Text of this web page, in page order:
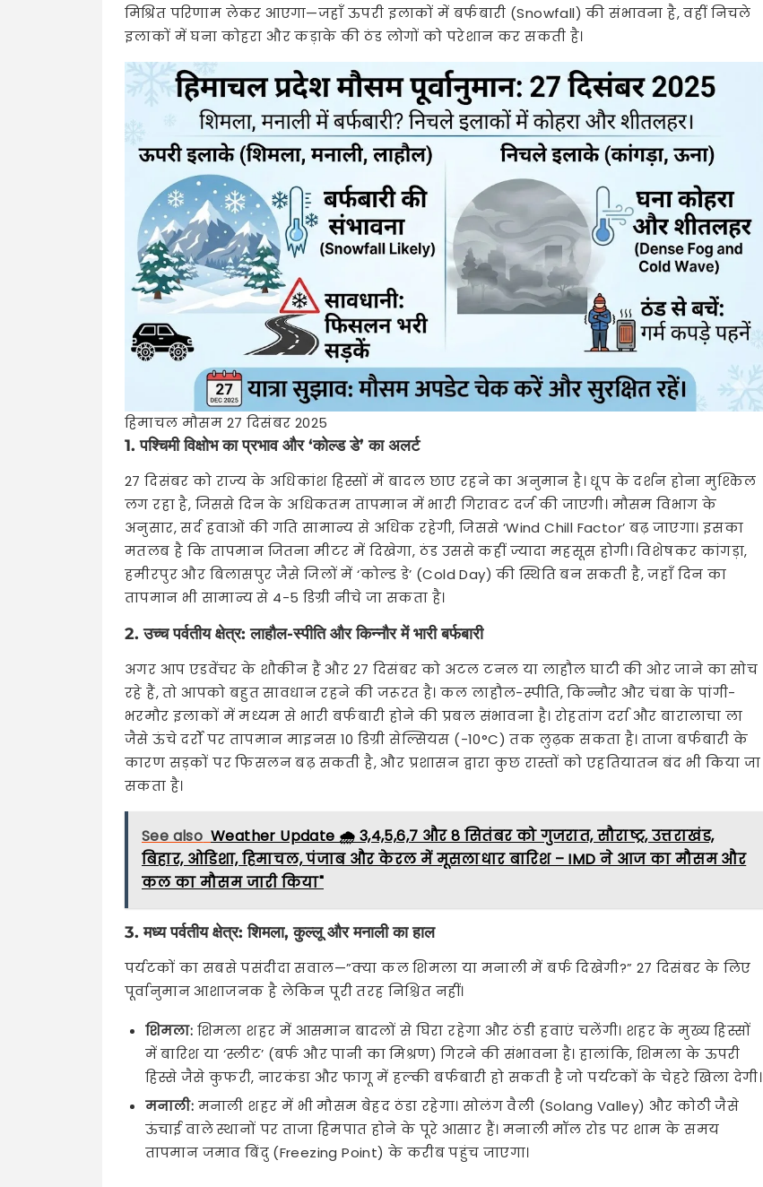
मिश्रित परिणाम लेकर आएगा—जहाँ ऊपरी इलाकों में बर्फबारी (Snowfall) की संभावना है, वहीं निचले
इलाकों में घना कोहरा और कड़ाके की ठंड लोगों को परेशान कर सकती है।
हिमाचल मौसम 27 दिसंबर 2025
1. पश्चिमी विक्षोभ का प्रभाव और ‘कोल्ड डे’ का अलर्ट
27 दिसंबर को राज्य के अधिकांश हिस्सों में बादल छाए रहने का अनुमान है। धूप के दर्शन होना मुश्किल
लग रहा है, जिससे दिन के अधिकतम तापमान में भारी गिरावट दर्ज की जाएगी। मौसम विभाग के
अनुसार, सर्द हवाओं की गति सामान्य से अधिक रहेगी, जिससे ‘Wind Chill Factor’ बढ़ जाएगा। इसका
मतलब है कि तापमान जितना मीटर में दिखेगा, ठंड उससे कहीं ज्यादा महसूस होगी। विशेषकर कांगड़ा,
हमीरपुर और बिलासपुर जैसे जिलों में ‘कोल्ड डे’ (Cold Day) की स्थिति बन सकती है, जहाँ दिन का
तापमान भी सामान्य से 4-5 डिग्री नीचे जा सकता है।
2. उच्च पर्वतीय क्षेत्र: लाहौल-स्पीति और किन्नौर में भारी बर्फबारी
अगर आप एडवेंचर के शौकीन हैं और 27 दिसंबर को अटल टनल या लाहौल घाटी की ओर जाने का सोच
रहे हैं, तो आपको बहुत सावधान रहने की जरूरत है। कल लाहौल-स्पीति, किन्नौर और चंबा के पांगी-
भरमौर इलाकों में मध्यम से भारी बर्फबारी होने की प्रबल संभावना है। रोहतांग दर्रा और बारालाचा ला
जैसे ऊंचे दर्रों पर तापमान माइनस 10 डिग्री सेल्सियस (-10°C) तक लुढ़क सकता है। ताजा बर्फबारी के
कारण सड़कों पर फिसलन बढ़ सकती है, और प्रशासन द्वारा कुछ रास्तों को एहतियातन बंद भी किया जा
सकता है।
See also Weather Update 🌧️ 3,4,5,6,7 और 8 सितंबर को गुजरात, सौराष्ट्र, उत्तराखंड,
बिहार, ओडिशा, हिमाचल, पंजाब और केरल में मूसलाधार बारिश – IMD ने आज का मौसम और
कल का मौसम जारी किया"
3. मध्य पर्वतीय क्षेत्र: शिमला, कुल्लू और मनाली का हाल
पर्यटकों का सबसे पसंदीदा सवाल—”क्या कल शिमला या मनाली में बर्फ दिखेगी?” 27 दिसंबर के लिए
पूर्वानुमान आशाजनक है लेकिन पूरी तरह निश्चित नहीं।
शिमला: शिमला शहर में आसमान बादलों से घिरा रहेगा और ठंडी हवाएं चलेंगी। शहर के मुख्य हिस्सों
में बारिश या ‘स्लीट’ (बर्फ और पानी का मिश्रण) गिरने की संभावना है। हालांकि, शिमला के ऊपरी
हिस्से जैसे कुफरी, नारकंडा और फागू में हल्की बर्फबारी हो सकती है जो पर्यटकों के चेहरे खिला देगी।
मनाली: मनाली शहर में भी मौसम बेहद ठंडा रहेगा। सोलंग वैली (Solang Valley) और कोठी जैसे
ऊंचाई वाले स्थानों पर ताजा हिमपात होने के पूरे आसार हैं। मनाली मॉल रोड पर शाम के समय
तापमान जमाव बिंदु (Freezing Point) के करीब पहुंच जाएगा।